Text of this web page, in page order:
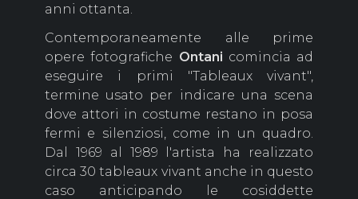
anni ottanta.
Contemporaneamente alle prime
opere fotografiche Ontani comincia ad
eseguire i primi "Tableaux vivant",
termine usato per indicare una scena
dove attori in costume restano in posa
fermi e silenziosi, come in un quadro.
Dal 1969 al 1989 l'artista ha realizzato
circa 30 tableaux vivant anche in questo
caso anticipando le cosiddette